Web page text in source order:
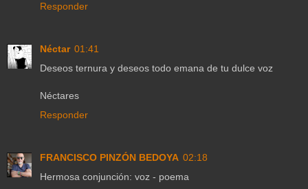
Responder
Néctar 01:41
Deseos ternura y deseos todo emana de tu dulce voz
Néctares
Responder
FRANCISCO PINZÓN BEDOYA 02:18
Hermosa conjunción: voz - poema